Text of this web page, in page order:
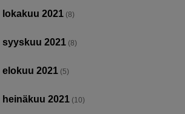
lokakuu 2021 (8)
syyskuu 2021 (8)
elokuu 2021 (5)
heinäkuu 2021 (10)